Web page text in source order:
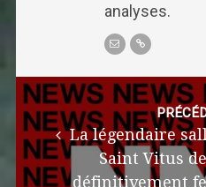
analyses.
Post
navigation
La légendaire
Saint Vitus
définitivement